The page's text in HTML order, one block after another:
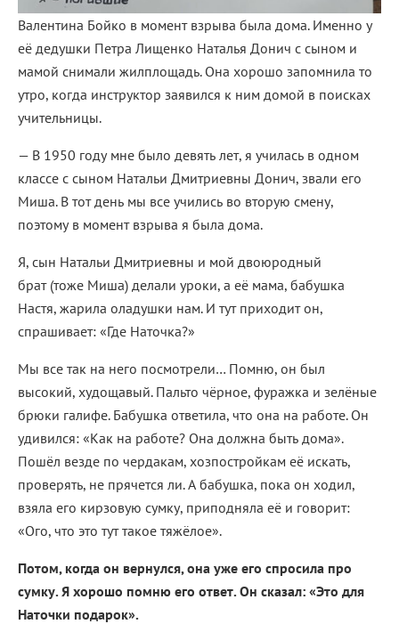
Валентина Бойко в момент взрыва была дома. Именно у
её дедушки Петра Лищенко Наталья Донич с сыном и
мамой снимали жилплощадь. Она хорошо запомнила то
утро, когда инструктор заявился к ним домой в поисках
учительницы.
— В 1950 году мне было девять лет, я училась в одном
классе с сыном Натальи Дмитриевны Донич, звали его
Миша. В тот день мы все учились во вторую смену,
поэтому в момент взрыва я была дома.
Я, сын Натальи Дмитриевны и мой двоюродный
брат (тоже Миша) делали уроки, а её мама, бабушка
Настя, жарила оладушки нам. И тут приходит он,
спрашивает: «Где Наточка?»
Мы все так на него посмотрели… Помню, он был
высокий, худощавый. Пальто чёрное, фуражка и зелёные
брюки галифе. Бабушка ответила, что она на работе. Он
удивился: «Как на работе? Она должна быть дома».
Пошёл везде по чердакам, хозпостройкам её искать,
проверять, не прячется ли. А бабушка, пока он ходил,
взяла его кирзовую сумку, приподняла её и говорит:
«Ого, что это тут такое тяжёлое».
Потом, когда он вернулся, она уже его спросила про
сумку. Я хорошо помню его ответ. Он сказал: «Это для
Наточки подарок».